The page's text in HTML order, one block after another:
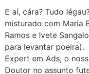
E aí, cára? Tudo
misturado com Maria
Ramos e Ivete
para levantar poeira).
Expert em Ads, o
Doutor no assunto